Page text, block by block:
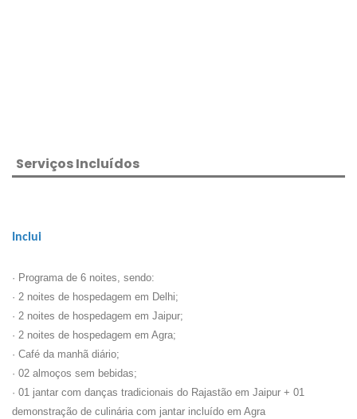
Serviços Incluídos
Inclui
· Programa de 6 noites, sendo:
· 2 noites de hospedagem em Delhi;
· 2 noites de hospedagem em Jaipur;
· 2 noites de hospedagem em Agra;
· Café da manhã diário;
· 02 almoços sem bebidas;
· 01 jantar com danças tradicionais do Rajastão em Jaipur + 01
demonstração de culinária com jantar incluído em Agra